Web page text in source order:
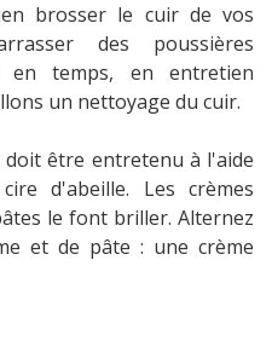
brosser le cuir de vos
des poussières
en temps, en entretien
un nettoyage du cuir.
être entretenu à l'aide
d'abeille. Les crèmes
le font briller. Alternez
et de pâte : une crème